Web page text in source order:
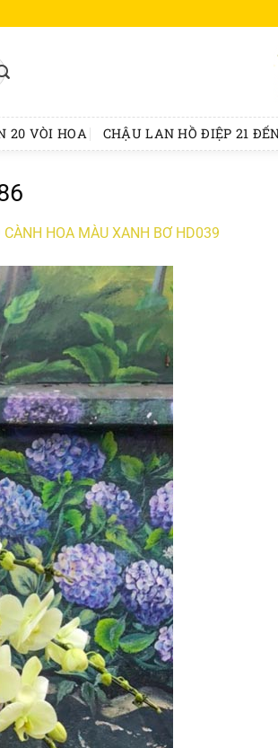
20 VÒI HOA CHẬU LAN HỒ ĐIỆP 21
HOA MÀU XANH BƠ HD039